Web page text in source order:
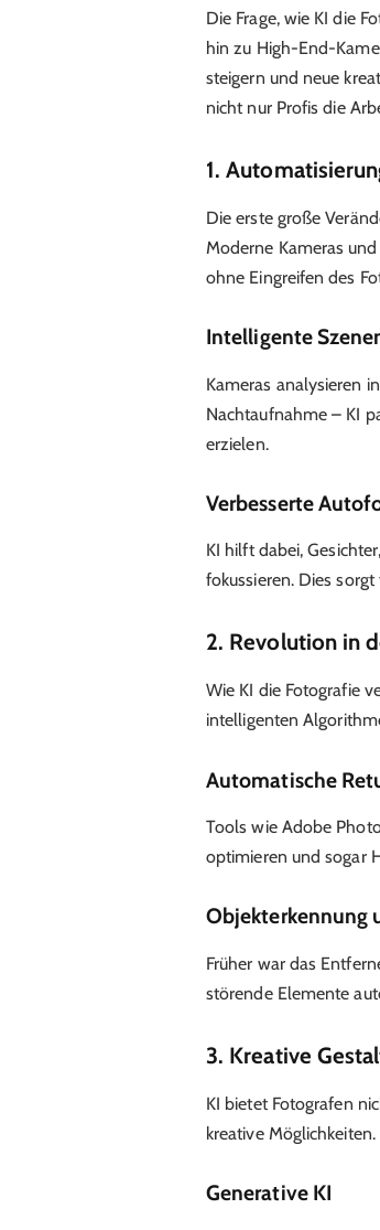
Die Frage, wie KI die
hin zu High-End-
steigern und neue
nicht nur Profis die
1.
Die erste große
Moderne Kameras
ohne Eingreifen des
Intelligente
Kameras analysieren
Nachtaufnahme – KI
erzielen.
Verbesserte
KI hilft dabei,
fokussieren. Dies
2. Revolution in
Wie KI die Fotografie
intelligenten
Automatische
Tools wie Adobe
optimieren und sogar
Objekterkennung
Früher war das
störende Elemente
3. Kreative
KI bietet Fotografen
kreative Möglichkeiten.
Generative KI